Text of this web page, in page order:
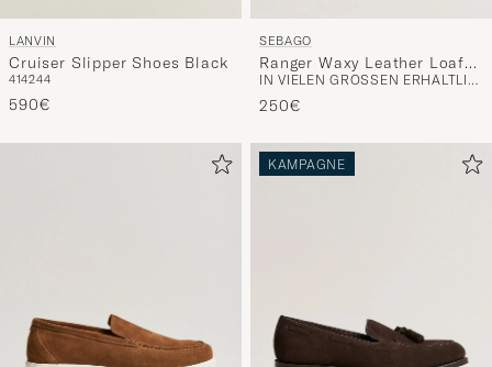
LANVIN
Cruiser Slipper Shoes Black
414244
590€
SEBAGO
Ranger Waxy Leather Loafer
Brown Gum
IN VIELEN GRÖSSEN ERHÄLTLICH
250€
KAMPAGNE